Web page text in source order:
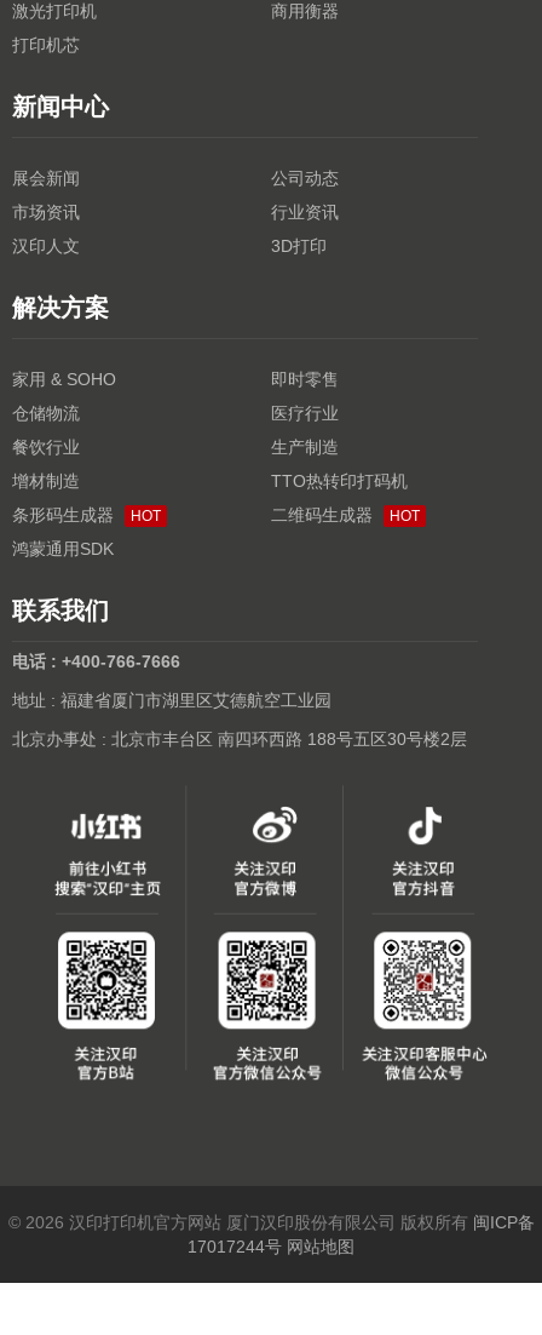
激光打印机
商用衡器
打印机芯
新闻中心
展会新闻
公司动态
市场资讯
行业资讯
汉印人文
3D打印
解决方案
家用 & SOHO
即时零售
仓储物流
医疗行业
餐饮行业
生产制造
增材制造
TTO热转印打码机
条形码生成器
HOT 二维码生成器 HOT
鸿蒙通用SDK
联系我们
电话 : +400-766-7666
地址 : 福建省厦门市湖里区艾德航空工业园
北京办事处 : 北京市丰台区 南四环西路 188号五区30号楼2层
© 2026 汉印打印机官方网站 厦门汉印股份有限公司 版权所有 闽ICP备
17017244号 网站地图